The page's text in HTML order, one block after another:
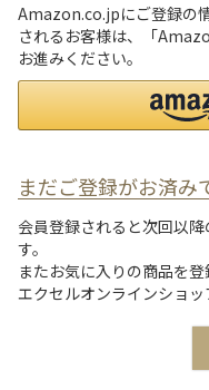
Amazon.co.jpにご登録の
されるお客様は、「
お進みください。
まだご登録がお済み
会員登録されると次回以
す。
またお気に入りの商品を
エクセルオンラインショッ